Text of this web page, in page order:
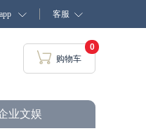
客服
0
购物车
业文娱